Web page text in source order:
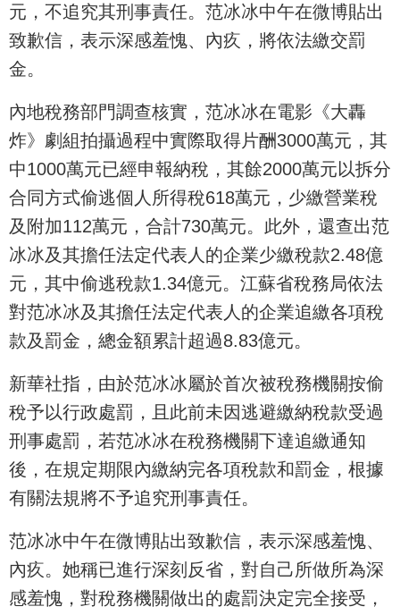
元，不追究其刑事責任。范冰冰中午在微博貼出
致歉信，表示深感羞愧、內疚，將依法繳交罰
金。
內地稅務部門調查核實，范冰冰在電影《大轟
炸》劇組拍攝過程中實際取得片酬3000萬元，其
中1000萬元已經申報納稅，其餘2000萬元以拆分
合同方式偷逃個人所得稅618萬元，少繳營業稅
及附加112萬元，合計730萬元。此外，還查出范
冰冰及其擔任法定代表人的企業少繳稅款2.48億
元，其中偷逃稅款1.34億元。 江蘇省稅務局依法
對范冰冰及其擔任法定代表人的企業追繳各項稅
款及罰金，總金額累計超過8.83億元。
新華社指，由於范冰冰屬於首次被稅務機關按偷
稅予以行政處罰，且此前未因逃避繳納稅款受過
刑事處罰，若范冰冰在稅務機關下達追繳通知
後，在規定期限內繳納完各項稅款和罰金，根據
有關法規將不予追究刑事責任。
范冰冰中午在微博貼出致歉信，表示深感羞愧、
內疚。她稱已進行深刻反省，對自己所做所為深
感羞愧，對稅務機關做出的處罰決定完全接受，